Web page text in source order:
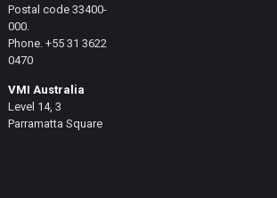
Postal code 33400-
000.
Phone. +55 31 3622
0470
VMI Australia
Level 14, 3
Parramatta Square